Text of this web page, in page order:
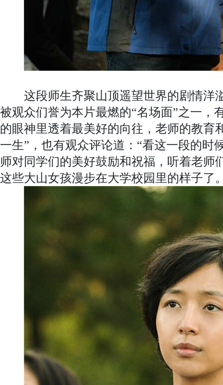
这段师生齐聚山顶遥望世界的剧情洋
被观众们誉为本片最燃的“名场面”之一，
的眼神里透着最美好的向往，老师的教育
一生”，也有观众评论道：“看这一段的时
师对同学们的美好鼓励和祝福，听着老师
这些大山女孩漫步在大学校园里的样子了